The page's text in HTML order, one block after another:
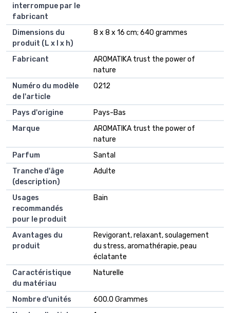
interrompue par le
fabricant
Dimensions du
produit (L x l x h)
8 x 8 x 16 cm; 640 grammes
Fabricant
AROMATIKA trust the power of
nature
Numéro du modèle
de l'article
0212
Pays d'origine
Pays-Bas
Marque
AROMATIKA trust the power of
nature
Parfum
Santal
Tranche d'âge
(description)
Adulte
Usages
recommandés
pour le produit
Bain
Avantages du
produit
Revigorant, relaxant, soulagement
du stress, aromathérapie, peau
éclatante
Caractéristique
du matériau
Naturelle
Nombre d'unités
600.0 Grammes